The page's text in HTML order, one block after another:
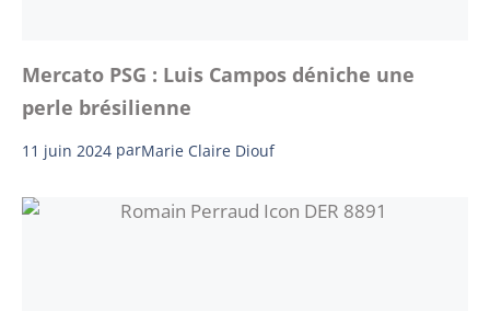
Mercato PSG : Luis Campos déniche une
perle brésilienne
11 juin 2024 parMarie Claire Diouf